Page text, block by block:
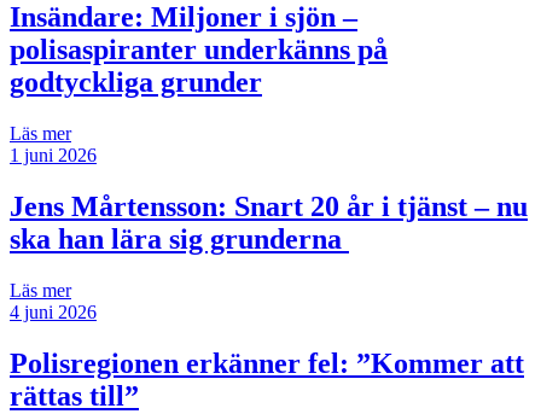
Insändare: Miljoner i sjön –
polisaspiranter underkänns på
godtyckliga grunder
Läs mer
1 juni 2026
Jens Mårtensson: Snart 20 år i tjänst – nu
ska han lära sig grunderna
Läs mer
4 juni 2026
Polisregionen erkänner fel: ”Kommer att
rättas till”